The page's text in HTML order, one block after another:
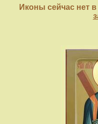
Иконы сейчас нет